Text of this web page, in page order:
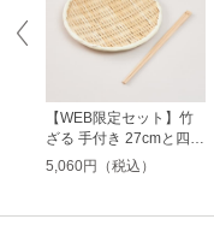
【WEB限定セット】竹
ざる 手付き 27cmと四万
十ひのき 角菜箸のセッ
ト
5,060円（税込）